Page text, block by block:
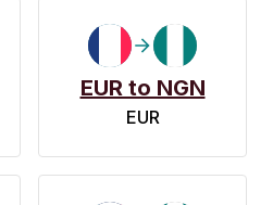
EUR to NGN
EUR